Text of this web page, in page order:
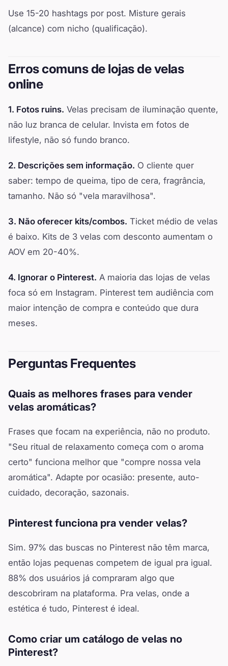
Use 15-20 hashtags por post. Misture gerais
(alcance) com nicho (qualificação).
Erros comuns de lojas de velas
online
1. Fotos ruins. Velas precisam de iluminação quente,
não luz branca de celular. Invista em fotos de
lifestyle, não só fundo branco.
2. Descrições sem informação. O cliente quer
saber: tempo de queima, tipo de cera, fragrância,
tamanho. Não só "vela maravilhosa".
3. Não oferecer kits/combos. Ticket médio de velas
é baixo. Kits de 3 velas com desconto aumentam o
AOV em 20-40%.
4. Ignorar o Pinterest. A maioria das lojas de velas
foca só em Instagram. Pinterest tem audiência com
maior intenção de compra e conteúdo que dura
meses.
Perguntas Frequentes
Quais as melhores frases para vender
velas aromáticas?
Frases que focam na experiência, não no produto.
"Seu ritual de relaxamento começa com o aroma
certo" funciona melhor que "compre nossa vela
aromática". Adapte por ocasião: presente, auto-
cuidado, decoração, sazonais.
Pinterest funciona pra vender velas?
Sim. 97% das buscas no Pinterest não têm marca,
então lojas pequenas competem de igual pra igual.
88% dos usuários já compraram algo que
descobriram na plataforma. Pra velas, onde a
estética é tudo, Pinterest é ideal.
Como criar um catálogo de velas no
Pinterest?